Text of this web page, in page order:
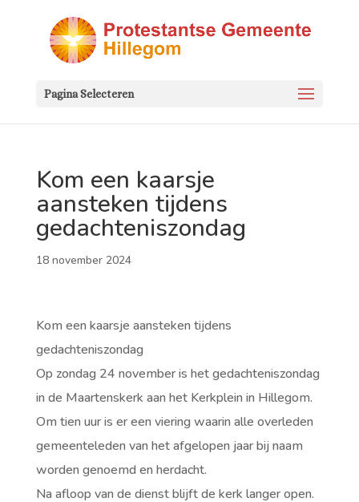
Pagina Selecteren
Kom een kaarsje
aansteken tijdens
gedachteniszondag
18 november 2024
Kom een kaarsje aansteken tijdens
gedachteniszondag
Op zondag 24 november is het gedachteniszondag
in de Maartenskerk aan het Kerkplein in Hillegom.
Om tien uur is er een viering waarin alle overleden
gemeenteleden van het afgelopen jaar bij naam
worden genoemd en herdacht.
Na afloop van de dienst blijft de kerk langer open.